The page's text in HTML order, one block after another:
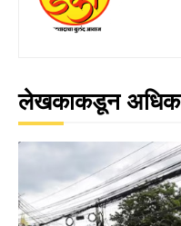
लेखकाकडून अधिक